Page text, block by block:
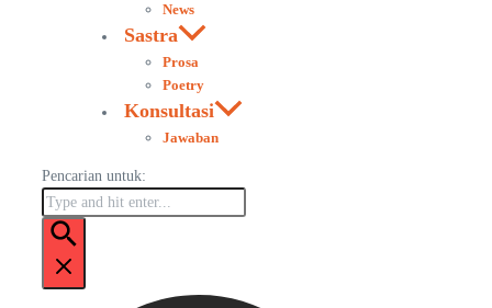
News
Sastra
Prosa
Poetry
Konsultasi
Jawaban
Pencarian untuk: